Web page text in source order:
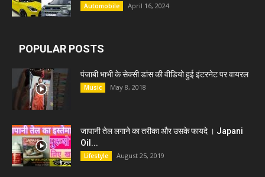
Automobile April 16, 2024
POPULAR POSTS
पंजाबी भाभी के सेक्सी डांस की वीडियो हुई इंटरनेट पर वायरल
Music May 8, 2018
जापानी तेल लगाने का तरीका और उसके फायदे । Japani
Oil...
Lifestyle August 25, 2019